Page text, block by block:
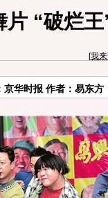
“破烂
[我
京华时报 作者：易东方